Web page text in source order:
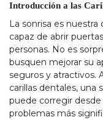
Introducción a las
La sonrisa es
capaz de abrir
personas. No es
busquen mejorar su
seguros y atractivos.
carillas dentales, una
puede corregir
problemas más